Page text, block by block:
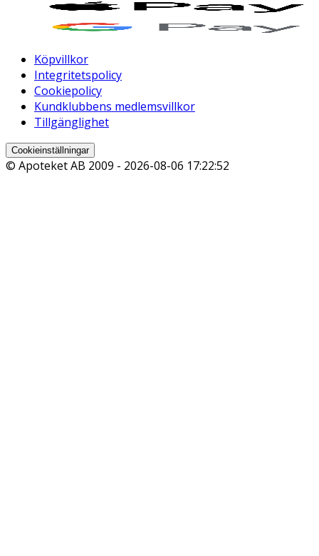
Köpvillkor
Integritetspolicy
Cookiepolicy
Kundklubbens medlemsvillkor
Tillgänglighet
Cookieinställningar
© Apoteket AB 2009 - 2026-08-06 17:22:52